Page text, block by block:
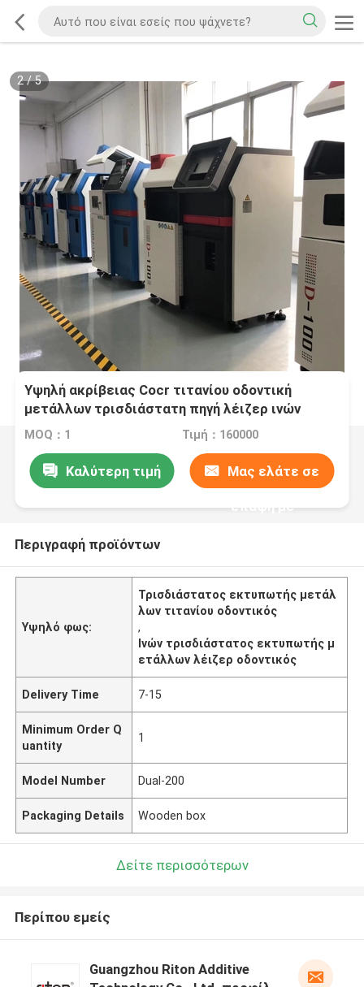
2/5
Υψηλή ακρίβειας Cocr τιτανίου οδοντική
μετάλλων τρισδιάστατη πηγή λέιζερ ινών
εκτυπωτών διπλή
MOQ：1 Τιμή：160000
Καλύτερη τιμή Μας ελάτε σε
επαφή με
Περιγραφή προϊόντων
Υψηλό φως:
Τρισδιάστατος εκτυπωτής μετάλ
λων τιτανίου οδοντικός
,
Ινών τρισδιάστατος εκτυπωτής μ
ετάλλων λέιζερ οδοντικός
Delivery Time 7-15
Minimum Order Q
uantity
1
Model Number Dual-200
Packaging Details Wooden box
Δείτε περισσότερων
Περίπου εμείς
Guangzhou Riton Additive